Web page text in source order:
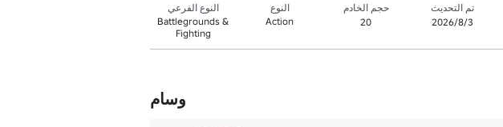
تم التحديث
3‏/8‏/2026
حجم الخادم
20
النوع
Action
النوع الفرعي
Battlegrounds &
Fighting
وسام